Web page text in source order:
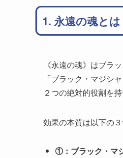
1. 永遠の魂とは
《永遠の魂》はブラ
「ブラック・マジシ
２つの絶対的役割を持
効果の本質は以下の３
①：ブラック・マ